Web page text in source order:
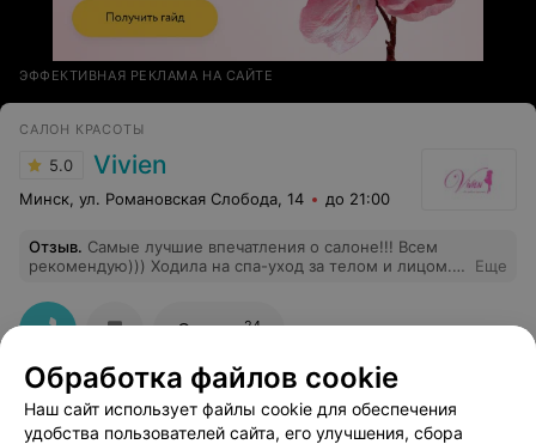
ЭФФЕКТИВНАЯ РЕКЛАМА НА САЙТЕ
САЛОН КРАСОТЫ
5.0 Vivien
Минск, ул. Романовская Слобода, 14 до 21:00
Отзыв. Самые лучшие впечатления о салоне!!! Всем
рекомендую))) Ходила на спа-уход за телом и лицом.
Внимательная, аккуратная, очень приятная девушка.
Полный релакс. Отдохнула душой и телом. Спасибо.
покупайте своим близким комплексные уходы за
лицом и телом. Это лучший подарок для любимых.
Еще
Отзывы24
Обработка файлов cookie
Наш сайт использует файлы cookie для обеспечения
удобства пользователей сайта, его улучшения, сбора